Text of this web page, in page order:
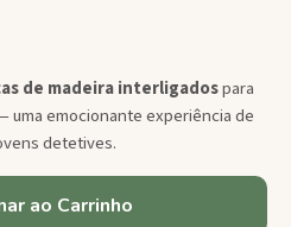
de madeira interligadospara
emocionante experiência de
detetives.
ao Carrinho